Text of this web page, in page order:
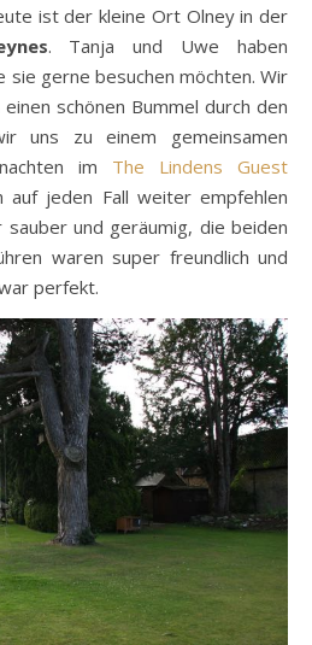
ist der kleine Ort Olney in der
. Tanja und Uwe haben
sie gerne besuchen möchten. Wir
schönen Bummel durch den
uns zu einem gemeinsamen
im The Lindens Guest
auf jeden Fall weiter empfehlen
sauber und geräumig, die beiden
waren super freundlich und
perfekt.